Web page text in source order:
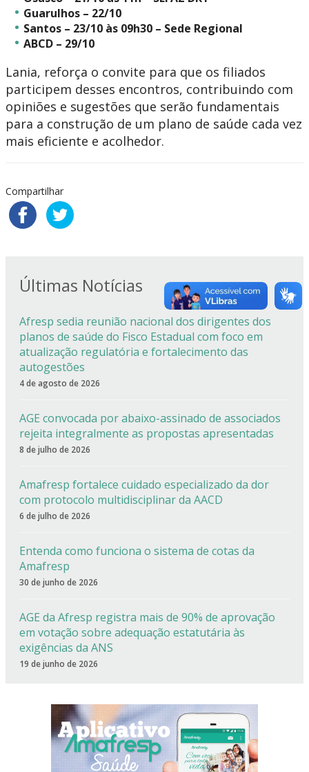
Guarulhos – 22/10
Santos – 23/10 às 09h30 – Sede Regional
ABCD – 29/10
Lania, reforça o convite para que os filiados
participem desses encontros, contribuindo com
opiniões e sugestões que serão fundamentais
para a construção de um plano de saúde cada vez
mais eficiente e acolhedor.
Compartilhar
Últimas Notícias
Afresp sedia reunião nacional dos dirigentes dos
planos de saúde do Fisco Estadual com foco em
atualização regulatória e fortalecimento das
autogestões
4 de agosto de 2026
AGE convocada por abaixo-assinado de associados
rejeita integralmente as propostas apresentadas
8 de julho de 2026
Amafresp fortalece cuidado especializado da dor
com protocolo multidisciplinar da AACD
6 de julho de 2026
Entenda como funciona o sistema de cotas da
Amafresp
30 de junho de 2026
AGE da Afresp registra mais de 90% de aprovação
em votação sobre adequação estatutária às
exigências da ANS
19 de junho de 2026